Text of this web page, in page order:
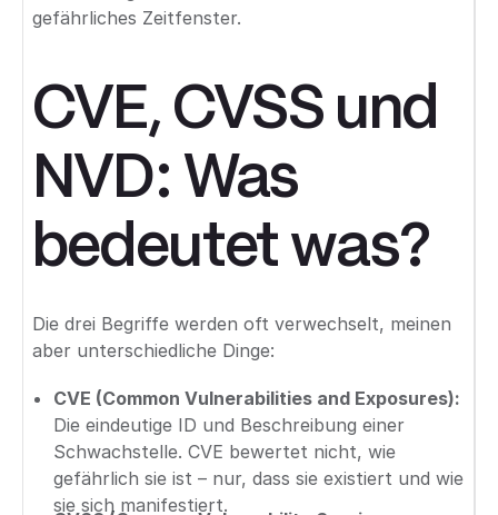
gefährliches Zeitfenster.
CVE, CVSS und
NVD: Was
bedeutet was?
Die drei Begriffe werden oft verwechselt, meinen
aber unterschiedliche Dinge:
CVE (Common Vulnerabilities and Exposures):
Die eindeutige ID und Beschreibung einer
Schwachstelle. CVE bewertet nicht, wie
gefährlich sie ist – nur, dass sie existiert und wie
sie sich manifestiert.